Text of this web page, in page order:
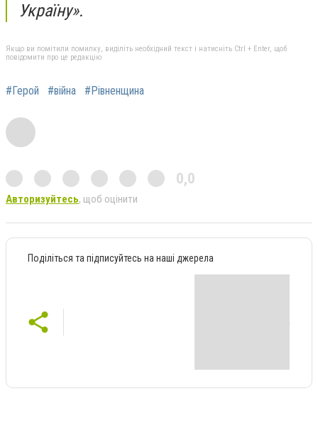
Україну».
Якщо ви помітили помилку, виділіть необхідний текст і натисніть Ctrl + Enter, щоб
повідомити про це редакцію
#Герой #війна #Рівненщина
0,0
Авторизуйтесь, щоб оцінити
Поділіться та підписуйтесь на наші джерела